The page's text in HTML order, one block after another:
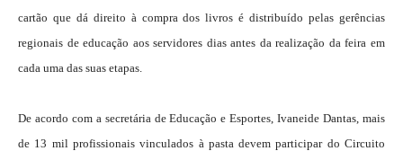
cartão que dá direito à compra dos livros é distribuído pelas gerências
regionais de educação aos servidores dias antes da realização da feira em
cada uma das suas etapas.
De acordo com a secretária de Educação e Esportes, Ivaneide Dantas, mais
de 13 mil profissionais vinculados à pasta devem participar do Circuito